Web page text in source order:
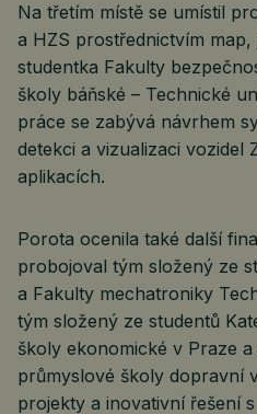
Na třetím místě se umístil
a HZS prostřednictvím
studentka Fakulty
školy báňské – Technické
práce se zabývá návrhem
detekci a vizualizaci vozidel
aplikacích.
Porota ocenila také další
probojoval tým složený ze
a Fakulty mechatroniky
tým složený ze studentů
školy ekonomické v Praze
průmyslové školy dopravní
projekty a inovativní řešení